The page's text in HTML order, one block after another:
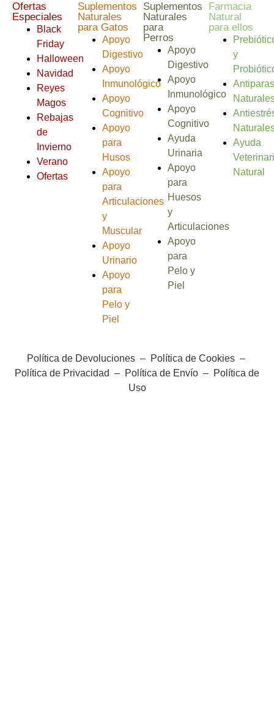
Ofertas
Especiales
Black
Friday
Halloween
Navidad
Reyes
Magos
Rebajas
de
Invierno
Verano
Ofertas
Suplementos
Naturales
para Gatos
Apoyo
Digestivo
Apoyo
Inmunológico
Apoyo
Cognitivo
Apoyo
para
Husos
Apoyo
para
Articulaciones
y
Muscular
Apoyo
Urinario
Apoyo
para
Pelo y
Piel
Suplementos
Naturales
para
Perros
Apoyo
Digestivo
Apoyo
Inmunológico
Apoyo
Cognitivo
Ayuda
Urinaria
Apoyo
para
Huesos
y
Articulaciones
Apoyo
para
Pelo y
Piel
Farmacia
Natural
para ellos
y
Ayuda
Natural
Política de Devoluciones– Política de Cookies–
Política de Privacidad – Política de Envío – Política de
Uso